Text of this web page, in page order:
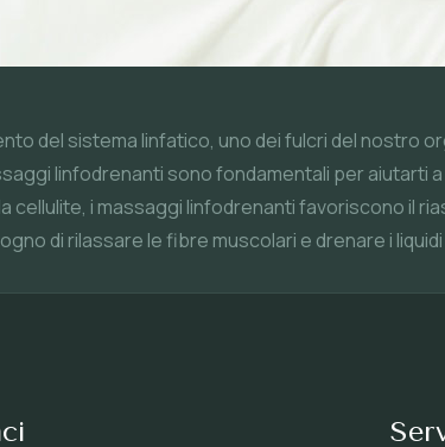
del sistema linfatico, uno dei fulcri del nostro
linfodrenanti sono fondamentali per aiutarti
i massaggi linfodrenanti favoriscono il
di rilassare le fibre muscolari e drenare i